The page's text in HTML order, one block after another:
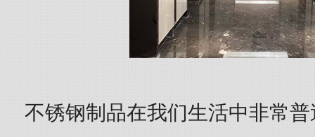
不锈钢制品在我们生活中非常